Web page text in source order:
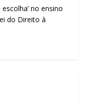
no ensino
do Direito à